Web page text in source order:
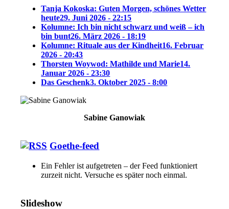
Tanja Kokoska: Guten Morgen, schönes Wetter
heute29. Juni 2026 - 22:15
Kolumne: Ich bin nicht schwarz und weiß – ich
bin bunt26. März 2026 - 18:19
Kolumne: Rituale aus der Kindheit16. Februar
2026 - 20:43
Thorsten Woywod: Mathilde und Marie14.
Januar 2026 - 23:30
Das Geschenk3. Oktober 2025 - 8:00
Sabine Ganowiak
Goethe-feed
Ein Fehler ist aufgetreten – der Feed funktioniert
zurzeit nicht. Versuche es später noch einmal.
Slideshow